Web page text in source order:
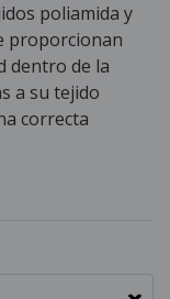
poliamida y
proporcionan
dentro de la
a su tejido
correcta